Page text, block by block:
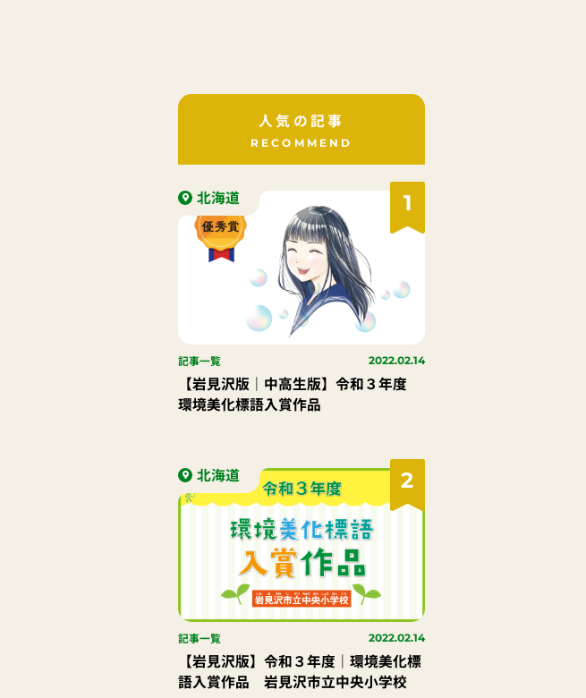
人気の記事
RECOMMEND
1
北海道
記事一覧 2022.02.14
【岩見沢版｜中高生版】令和３年度
環境美化標語入賞作品
2
北海道
記事一覧 2022.02.14
【岩見沢版】令和３年度｜環境美化標
語入賞作品 岩見沢市立中央小学校